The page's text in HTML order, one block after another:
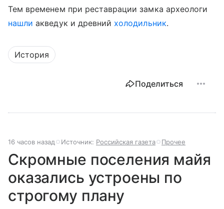
Тем временем при реставрации замка археологи
нашли акведук и древний холодильник.
История
Поделиться
16 часов назад Источник: Российская газета Прочее
Скромные поселения майя
оказались устроены по
строгому плану